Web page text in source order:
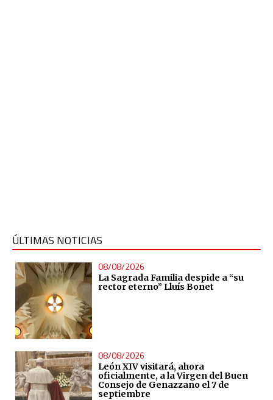
ÚLTIMAS NOTICIAS
08/08/2026
La Sagrada Familia despide a “su
rector eterno” Lluís Bonet
08/08/2026
León XIV visitará, ahora
oficialmente, a la Virgen del Buen
Consejo de Genazzano el 7 de
septiembre